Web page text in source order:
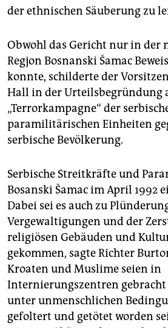
der ethnischen Säuberung zu
Obwohl das Gericht nur in der
Regjon Bosnanski Šamac
konnte, schilderte der
Hall in der Urteilsbegründung
„Terrorkampagne“ der
paramilitärischen Einheiten
serbische Bevölkerung.
Serbische Streitkräfte und
Bosanski Šamac im April 1992
Dabei sei es auch zu
Vergewaltigungen und der
religiösen Gebäuden und
gekommen, sagte Richter
Kroaten und Muslime seien in
Internierungszentren gebracht
unter unmenschlichen
gefoltert und getötet worden